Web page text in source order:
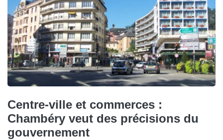
Centre-ville et commerces :
Chambéry veut des précisions du
gouvernement